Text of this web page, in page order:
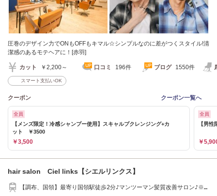
圧巻のデザイン力でONもOFFもキマル☆シンプルなのに差がつくスタイル!清
潔感のあるモテヘアに！[赤羽]
カット ￥2,200～ 口コミ 196件 ブログ 1550件
スマート支払いOK
クーポン クーポン一覧へ
全員
【メンズ限定！冷感シャンプー使用】スキャルプクレンジング+カ
ット ￥3500
￥3,500
全員
【男
￥
hair salon Ciel links【シエルリンクス】
【調布、国領】最寄り国領駅徒歩2分♪マンツーマン髪質改善サロン♪※